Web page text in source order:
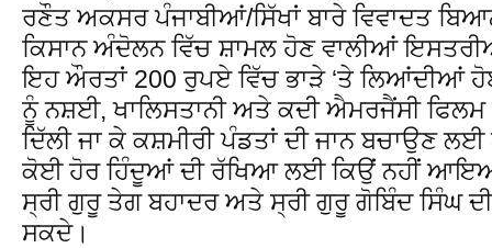
ਰਣੌਤ ਅਕਸਰ ਪੰਜਾਬੀਆਂ/ਸਿੱਖਾਂ ਬਾਰੇ ਵਿਵਾਦਤ
ਕਿਸਾਨ ਅੰਦੋਲਨ ਵਿੱਚ ਸ਼ਾਮਲ ਹੋਣ ਵਾਲੀਆਂ
ਇਹ ਔਰਤਾਂ 200 ਰੁਪਏ ਵਿੱਚ ਭਾੜੇ ‘ਤੇ ਲਿਆਂਦੀਆਂ
ਨੂੰ ਨਸ਼ਈ, ਖਾਲਿਸਤਾਨੀ ਅਤੇ ਕਦੀ ਐਮਰਜੈਂਸੀ
ਦਿੱਲੀ ਜਾ ਕੇ ਕਸ਼ਮੀਰੀ ਪੰਡਤਾਂ ਦੀ ਜਾਨ ਬਚਾਉਣ
ਕੋਈ ਹੋਰ ਹਿੰਦੂਆਂ ਦੀ ਰੱਖਿਆ ਲਈ ਕਿਉਂ ਨਹੀਂ
ਸ੍ਰੀ ਗੁਰੂ ਤੇਗ ਬਹਾਦਰ ਅਤੇ ਸ੍ਰੀ ਗੁਰੂ ਗੋਬਿੰਦ ਸਿੰਘ
ਸਕਦੇ।